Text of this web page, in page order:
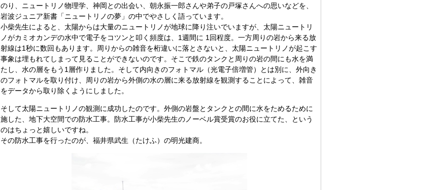
のり、ニュートリノ物理学、神岡との出会い、朝永振一郎さんや弟子の戸塚さんへの思いなどを、
岩波ジュニア新書「ニュートリノの夢」の中でやさしく語っています。
小柴先生によると、太陽からは大量のニュートリノが地球に降り注いでいますが、太陽ニュートリ
ノがカミオカンデの水中で電子をコツンと叩く頻度は、1週間に 1回程度。一方周りの岩から来る放
射線は1秒に数回もあります。周りからの雑音を桁違いに落とさないと、太陽ニュートリノが起こす
事象は埋もれてしまって見ることができないのです。そこで鉄のタンクと周りの岩の間にも水を満
たし、水の層をもう1層作りました。そして内向きのフォトマル（光電子倍増管）とは別に、外向き
のフォトマルを取り付け、周りの岩から外側の水の層に来る放射線を観測することによって、雑音
をデータから取り除くようにしました。
そして太陽ニュートリノの観測に成功したのです。外側の岩盤とタンクとの間に水をためるために
施した、地下大空間での防水工事。防水工事が小柴先生のノーベル賞受賞のお役に立てた、という
のはちょっと嬉しいですね。
その防水工事を行ったのが、福井県武生（たけふ）の明光建商。